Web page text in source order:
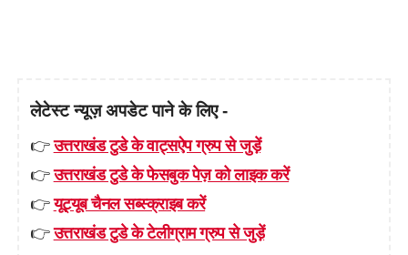
लेटेस्ट न्यूज़ अपडेट पाने के लिए -
👉उत्तराखंड टुडे के वाट्सऐप ग्रुप से जुड़ें
👉उत्तराखंड टुडे के फेसबुक पेज़ को लाइक करें
👉यूट्यूब चैनल सब्स्क्राइब करें
👉उत्तराखंड टुडे के टेलीग्राम ग्रुप से जुड़ें